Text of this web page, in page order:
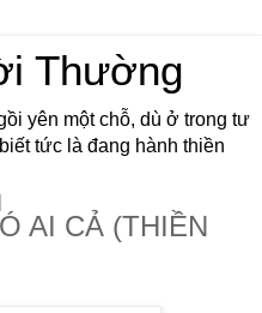
Thường
yên một chỗ, dù ở trong tư
tức là đang hành thiền
AI CẢ (THIỀN